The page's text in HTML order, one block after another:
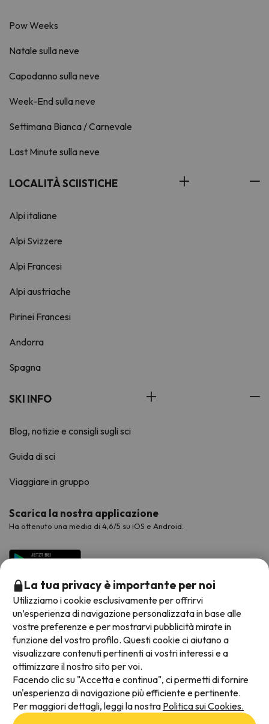
Pow Weeks
Natale sulla neve
Capodanno sulla neve
Week-End sulla neve
Settimana Bianca / Carnevale
Last Minute sulla neve
LOCALITÀ SCIISTICHE
Alpi italiane
Alpi Svizzere
Alpi Francesi
Alpi austriache
Pirinei Francesi
Andorra
Spagna
SKI INFO
Blog, notizie e consigli sugli sci
Guida di sci
Viaggiare in gruppo
Scarica la nostra applicazione
Ha ottenuto una media di 4,6/5 su iOS e Android.
Metodi di pagamento disponibili
La tua privacy è importante per noi
Utilizziamo i cookie esclusivamente per offrirvi
un’esperienza di navigazione personalizzata in base alle
vostre preferenze e per mostrarvi pubblicità mirate in
funzione del vostro profilo. Questi cookie ci aiutano a
visualizzare contenuti pertinenti ai vostri interessi e a
ottimizzare il nostro sito per voi.
Facendo clic su "Accetta e continua", ci permetti di fornire
un'esperienza di navigazione più efficiente e pertinente.
Per maggiori dettagli, leggi la nostra Politica sui Cookies.